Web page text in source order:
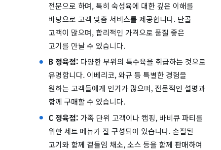
전문으로 하며, 특히 숙성육에 대한 깊은 이해를
바탕으로 고객 맞춤 서비스를 제공합니다. 단골
고객이 많으며, 합리적인 가격으로 품질 좋은
고기를 만날 수 있습니다.
B 정육점: 다양한 부위의 특수육을 취급하는 것으로
유명합니다. 이베리코, 와규 등 특별한 경험을
원하는 고객들에게 인기가 많으며, 전문적인 설명과
함께 구매할 수 있습니다.
C 정육점: 가족 단위 고객이나 캠핑, 바비큐 파티를
위한 세트 메뉴가 잘 구성되어 있습니다. 손질된
고기와 함께 곁들임 채소, 소스 등을 함께 판매하여